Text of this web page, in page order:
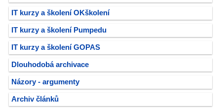
IT kurzy a školení OKškolení
IT kurzy a školení Pumpedu
IT kurzy a školení GOPAS
Dlouhodobá archivace
Názory - argumenty
Archiv článků